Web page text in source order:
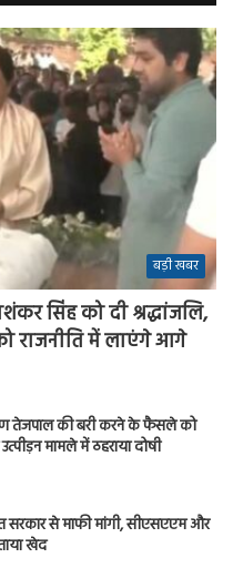
बड़ी खबर
सिंह को दी श्रद्धांजलि,
राजनीति में लाएंगे आगे
तेजपाल की बरी करने के फैसले को
मामले में ठहराया दोषी
सरकार से माफी मांगी, सीएसएएम और
खेद